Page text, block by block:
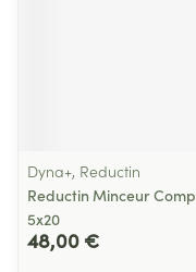
Dyna+, Reductin
Reductin Minceur Comp
5x20
48,00 €